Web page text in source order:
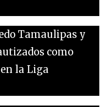
Tamaulipas y
como
la Liga